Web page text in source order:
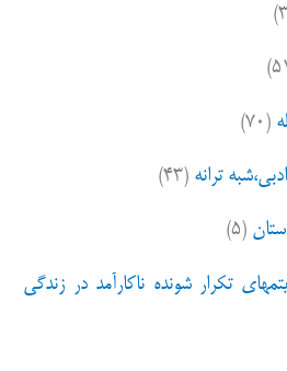
(۷۰)
ترانه (۴۳)
(۵)
تکرار شونده ناکارآمد در زندگی